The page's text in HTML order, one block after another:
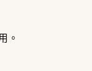
。